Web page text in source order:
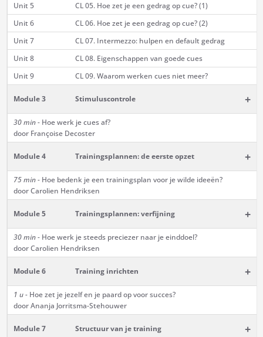
Unit 5
CL 05. Hoe zet je een gedrag op cue? (1)
Unit 6
CL 06. Hoe zet je een gedrag op cue? (2)
Unit 7
CL 07. Intermezzo: hulpen en default gedrag
Unit 8
CL 08. Eigenschappen van goede cues
Unit 9
CL 09. Waarom werken cues niet meer?
Module 3 Stimuluscontrole +
30 min -Hoe werk je cues af?
door Françoise Decoster
Module 4 Trainingsplannen: de eerste opzet +
75 min -Hoe bedenk je een trainingsplan voor je wilde ideeën?
door Carolien Hendriksen
Module 5 Trainingsplannen: verfijning +
30 min -Hoe werk je steeds preciezer naar je einddoel?
door Carolien Hendriksen
Module 6 Training inrichten +
1 u -Hoe zet je jezelf en je paard op voor succes?
door Ananja Jorritsma-Stehouwer
Module 7 Structuur van je training +